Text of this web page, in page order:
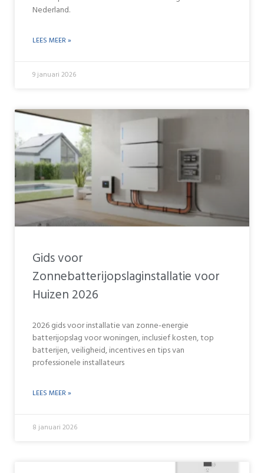
Nederland.
LEES MEER »
9 januari 2026
Gids voor
Zonnebatterijopslaginstallatie voor
Huizen 2026
2026 gids voor installatie van zonne-energie
batterijopslag voor woningen, inclusief kosten, top
batterijen, veiligheid, incentives en tips van
professionele installateurs
LEES MEER »
8 januari 2026